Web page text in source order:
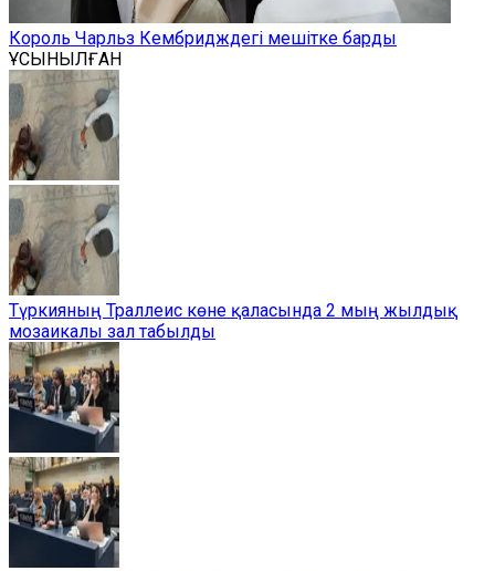
Король Чарльз Кембридждегі мешітке барды
ҰСЫНЫЛҒАН
Түркияның Траллеис көне қаласында 2 мың жылдық
мозаикалы зал табылды